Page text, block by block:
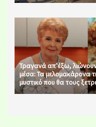
Τραγανά απ’έξω,
μέσα: Τα μελομακάρονα
μυστικό που θα τους